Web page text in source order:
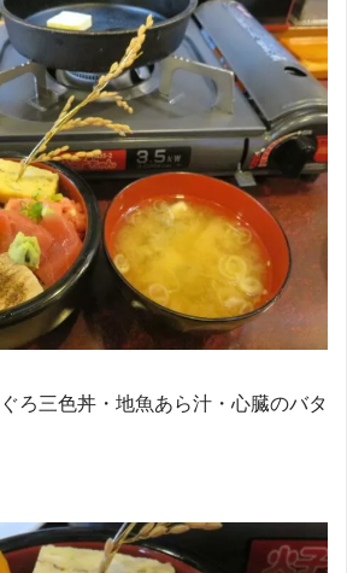
ろ三色丼・地魚あら汁・心臓のバタ